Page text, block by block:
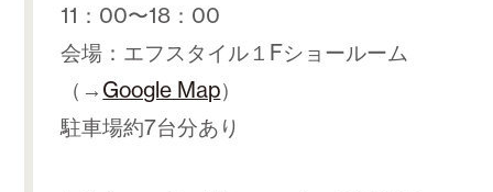
11：00〜18：00
会場：エフスタイル１Fショールーム
（→ Google Map）
駐車場約7台分あり